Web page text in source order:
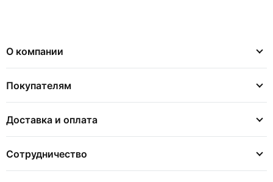
О компании
Покупателям
Доставка и оплата
Сотрудничество